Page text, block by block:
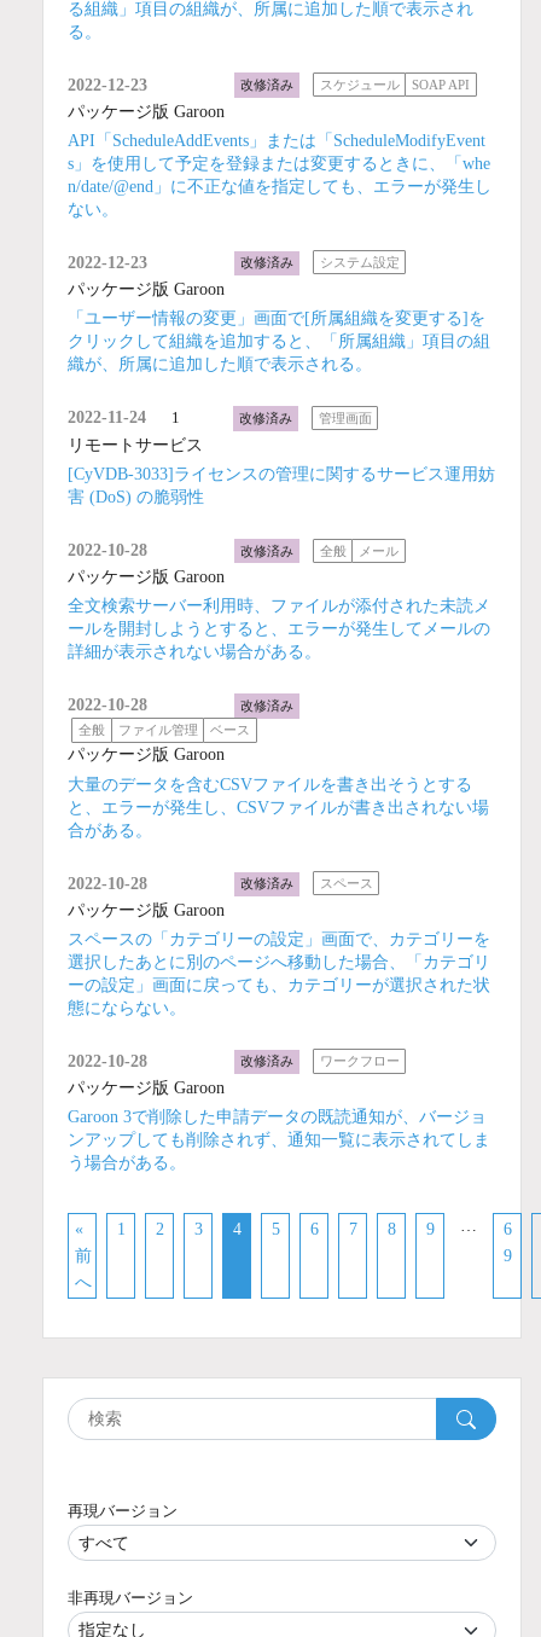
る組織」項目の組織が、所属に追加した順で表示され
る。
2022-12-23 改修済み スケジュール SOAP API
パッケージ版 Garoon
API「ScheduleAddEvents」または「ScheduleModifyEvent
s」を使用して予定を登録または変更するときに、「whe
n/date/@end」に不正な値を指定しても、エラーが発生し
ない。
2022-12-23 改修済み システム設定
パッケージ版 Garoon
「ユーザー情報の変更」画面で[所属組織を変更する]を
クリックして組織を追加すると、「所属組織」項目の組
織が、所属に追加した順で表示される。
2022-11-24 1 改修済み 管理画面
リモートサービス
[CyVDB-3033]ライセンスの管理に関するサービス運用妨
害 (DoS) の脆弱性
2022-10-28 改修済み 全般 メール
パッケージ版 Garoon
全文検索サーバー利用時、ファイルが添付された未読メ
ールを開封しようとすると、エラーが発生してメールの
詳細が表示されない場合がある。
2022-10-28
改修済み
全般
ファイル管理 ベース
パッケージ版 Garoon
大量のデータを含むCSVファイルを書き出そうとする
と、エラーが発生し、CSVファイルが書き出されない場
合がある。
2022-10-28 改修済み スペース
パッケージ版 Garoon
スペースの「カテゴリーの設定」画面で、カテゴリーを
選択したあとに別のページへ移動した場合、「カテゴリ
ーの設定」画面に戻っても、カテゴリーが選択された状
態にならない。
2022-10-28 改修済み ワークフロー
パッケージ版 Garoon
Garoon 3で削除した申請データの既読通知が、バージョ
ンアップしても削除されず、通知一覧に表示されてしま
う場合がある。
«
前
へ
1 2 3 4 5 6 7 8 9 …
6
9
再現バージョン
非再現バージョン